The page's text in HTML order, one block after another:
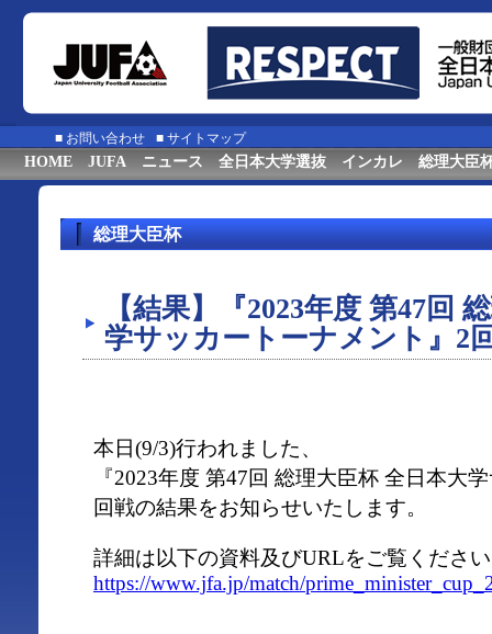
■ お問い合わせ ■ サイトマップ
HOME JUFA ニュース 全日本大学選抜 インカレ 総理大臣
総理大臣杯
【結果】『2023年度 第47回
学サッカートーナメント』2
本日(9/3)行われました、
『2023年度 第47回 総理大臣杯 全日本大
回戦の結果をお知らせいたします。
詳細は以下の資料及びURLをご覧くださ
https://www.jfa.jp/match/